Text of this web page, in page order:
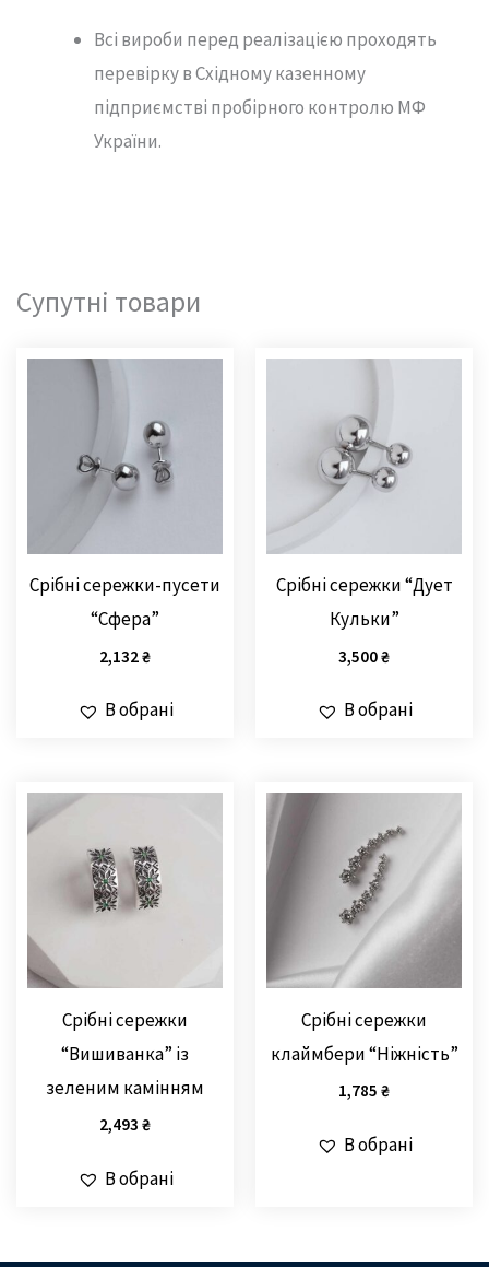
Всі вироби перед реалізацією проходять
перевірку в Східному казенному
підприємстві пробірного контролю МФ
України.
Супутні товари
Срібні сережки-пусети
“Сфера”
2,132₴
В обрані
Срібні сережки “Дует
Кульки”
3,500₴
В обрані
Срібні сережки
“Вишиванка” із
зеленим камінням
2,493 ₴
В обрані
Срібні сережки
клаймбери “Ніжність”
1,785 ₴
В обрані